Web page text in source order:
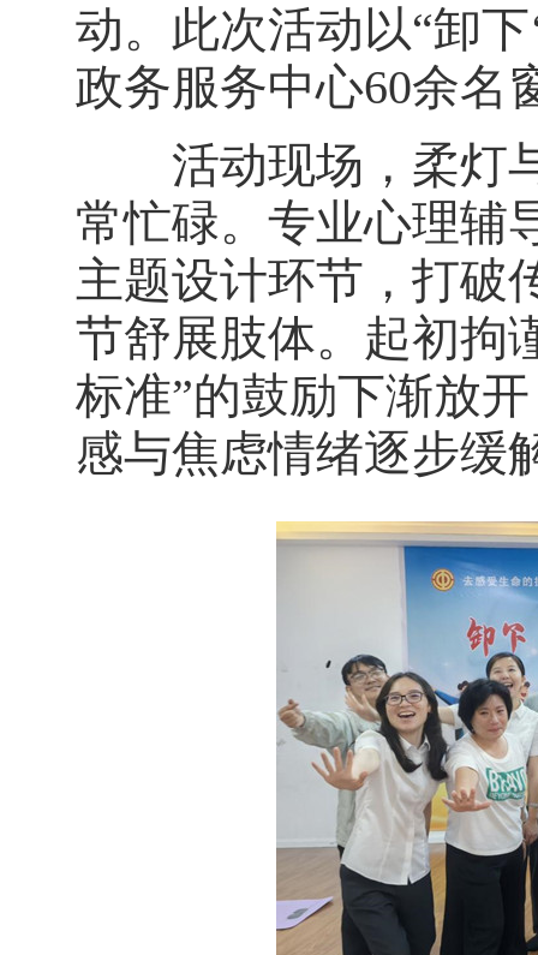
动。此次活动以“卸
政务服务中心60余名
活动现场，柔灯与
常忙碌。专业心理辅
主题设计环节，打破
节舒展肢体。起初拘
标准”的鼓励下渐放
感与焦虑情绪逐步缓